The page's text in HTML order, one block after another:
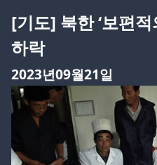
[기도] 북한 ‘보편
하락
2023년09월21일